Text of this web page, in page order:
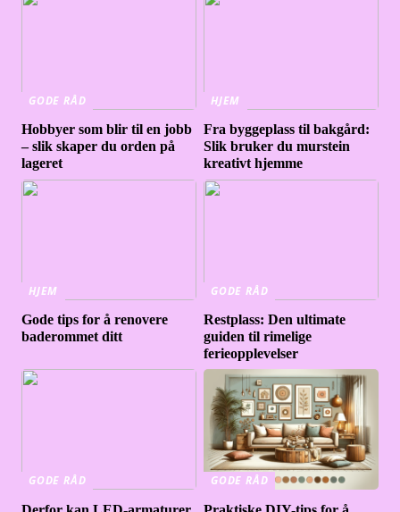
GODE RÅD
Hobbyer som blir til en jobb
– slik skaper du orden på
lageret
HJEM
Fra byggeplass til bakgård:
Slik bruker du murstein
kreativt hjemme
HJEM
Gode tips for å renovere
baderommet ditt
GODE RÅD
Restplass: Den ultimate
guiden til rimelige
ferieopplevelser
GODE RÅD
GODE RÅD